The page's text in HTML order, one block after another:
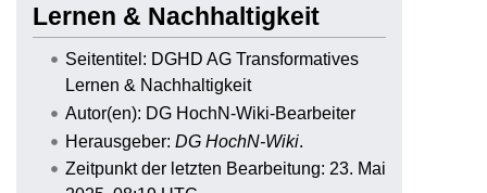
Lernen & Nachhaltigkeit
Seitentitel: DGHD AG Transformatives
Lernen & Nachhaltigkeit
Autor(en): DG HochN-Wiki-Bearbeiter
Herausgeber: DG HochN-Wiki.
Zeitpunkt der letzten Bearbeitung: 23. Mai